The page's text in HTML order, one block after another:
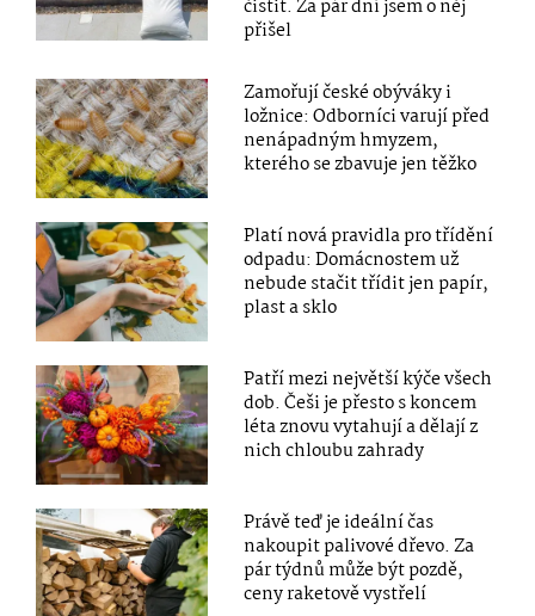
čistit. Za pár dní jsem o něj
přišel
Zamořují české obýváky i
ložnice: Odborníci varují před
nenápadným hmyzem,
kterého se zbavuje jen těžko
Platí nová pravidla pro třídění
odpadu: Domácnostem už
nebude stačit třídit jen papír,
plast a sklo
Patří mezi největší kýče všech
dob. Češi je přesto s koncem
léta znovu vytahují a dělají z
nich chloubu zahrady
Právě teď je ideální čas
nakoupit palivové dřevo. Za
pár týdnů může být pozdě,
ceny raketově vystřelí